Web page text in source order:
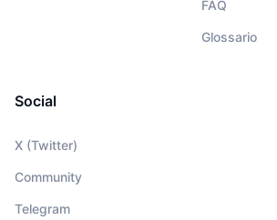
FAQ
Glossario
Social
X (Twitter)
Community
Telegram